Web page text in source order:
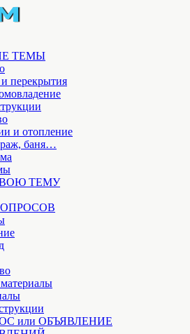
ТЕМЫ
перекрытия
и отопление
баня…
ТЕМУ
или ОБЪЯВЛЕНИЕ